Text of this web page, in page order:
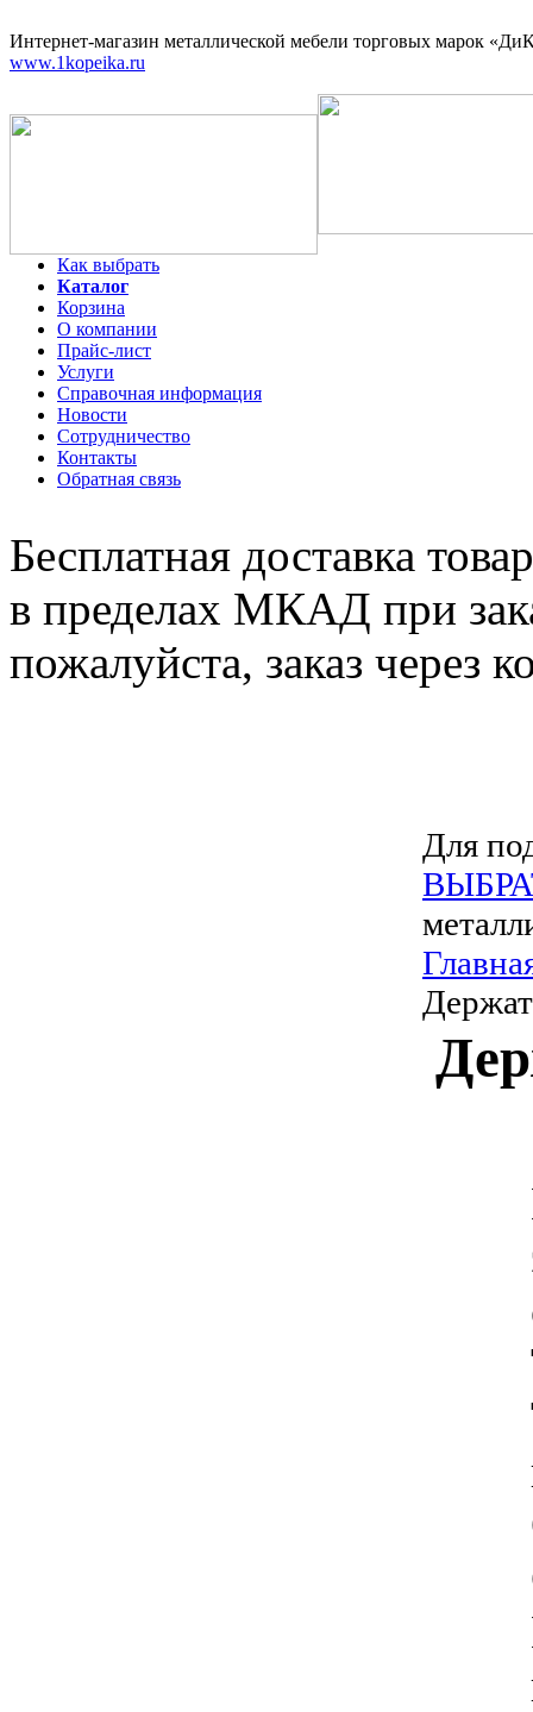
Интернет-магазин металлической мебели торговых марок
www.1kopeika.ru
Как выбрать
Каталог
Корзина
О компании
Прайс-лист
Услуги
Справочная информация
Новости
Сотрудничество
Контакты
Обратная связь
Бесплатная доставка
в пределах МКАД при
пожалуйста, заказ через
Для